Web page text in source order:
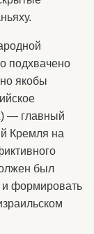
подхвачено
якобы
— главный
Кремля на
был
и формировать